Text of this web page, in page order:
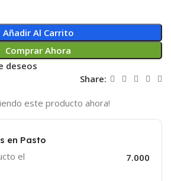
Añadir Al Carrito
Comprar Ahora
deseos
Share:
este producto ahora!
en Pasto
el
7.000